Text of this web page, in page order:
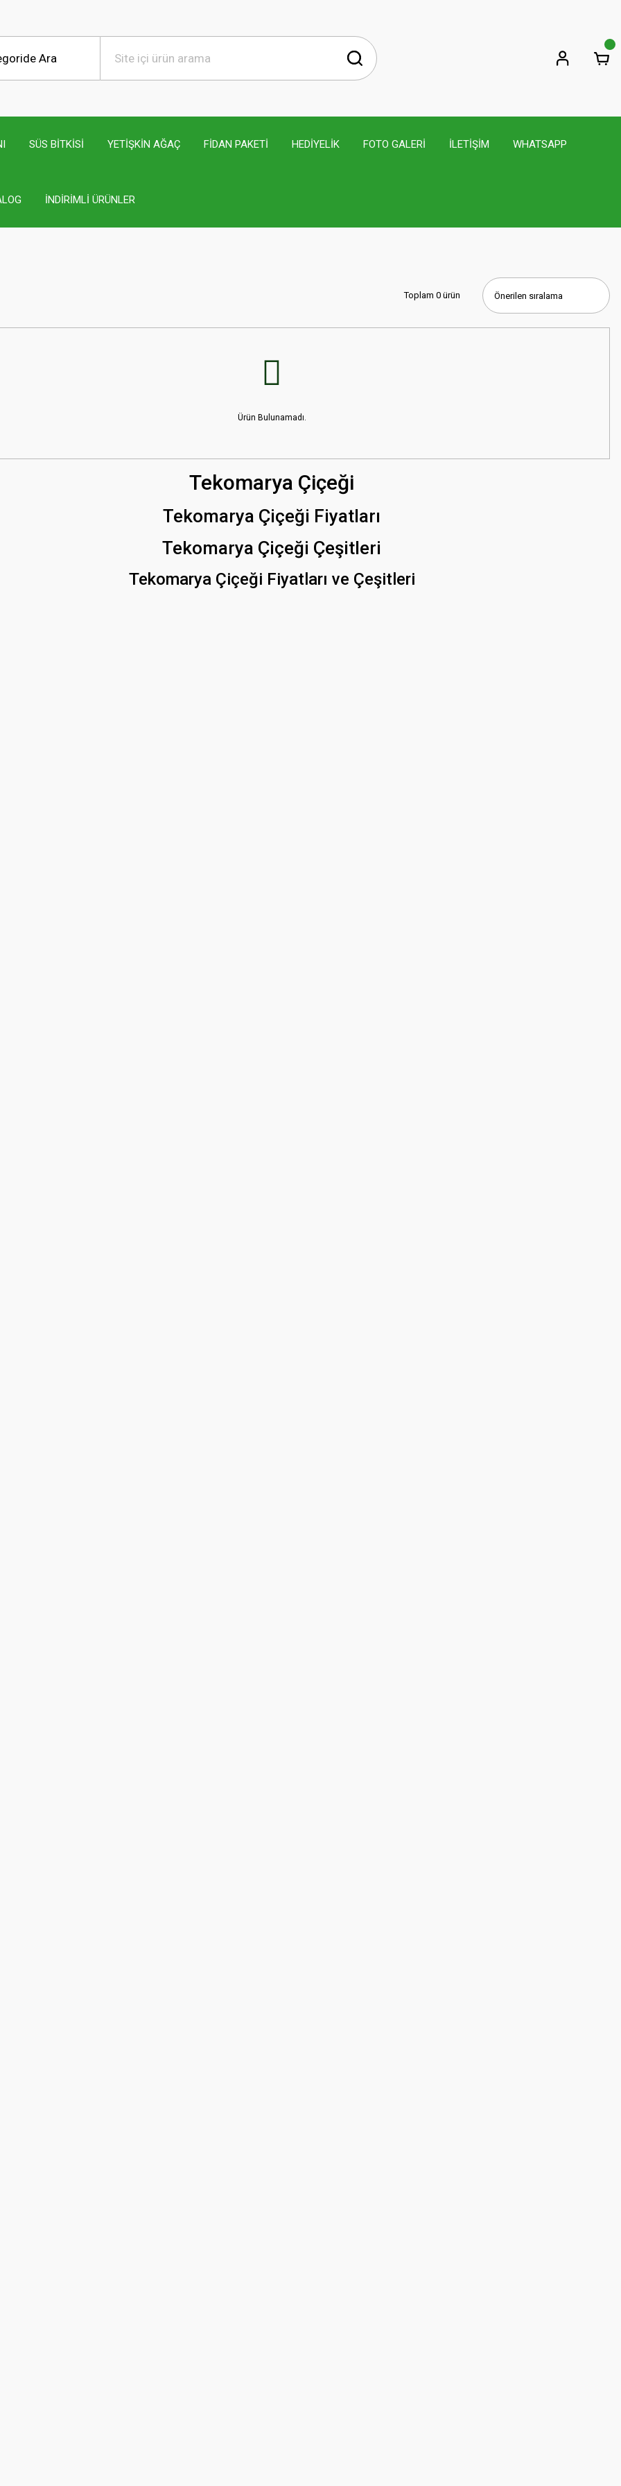
SÜS BİTKİSİ YETİŞKİN AĞAÇ FİDAN PAKETİ HEDİYELİK FOTO GALERİ İLETİŞİM WHATSAPP
İNDİRİMLİ ÜRÜNLER
Toplam 0 ürün
Ürün Bulunamadı.
Tekomarya Çiçeği
Tekomarya Çiçeği Fiyatları
Tekomarya Çiçeği Çeşitleri
Tekomarya Çiçeği Fiyatları ve Çeşitleri